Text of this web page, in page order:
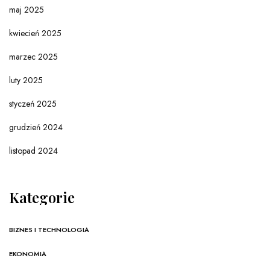
maj 2025
kwiecień 2025
marzec 2025
luty 2025
styczeń 2025
grudzień 2024
listopad 2024
Kategorie
BIZNES I TECHNOLOGIA
EKONOMIA